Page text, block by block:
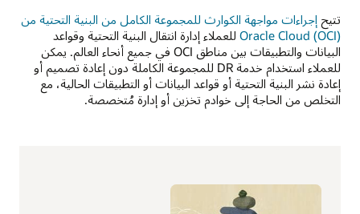
تتيح إجراءات مواجهة الكوارث للمجموعة الكامل من البنية التحتية من
Oracle Cloud (OCI) للعملاء إدارة انتقال البنية التحتية وقواعد
البيانات والتطبيقات بين مناطق OCI في جميع أنحاء العالم. يمكن
للعملاء استخدام خدمة DR للمجموعة الكاملة دون إعادة تصميم أو
إعادة نشر البنية التحتية أو قواعد البيانات أو التطبيقات الحالية، مع
التخلص من الحاجة إلى خوادم تخزين أو إدارة مُتخصصة.